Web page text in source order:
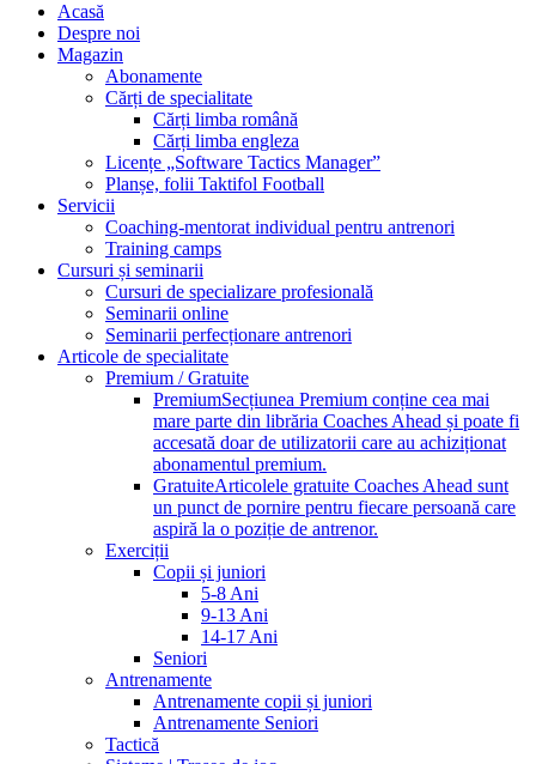
Acasă
Despre noi
Magazin
Abonamente
Cărți de specialitate
Cărți limba română
Cărți limba engleza
Licențe „Software Tactics Manager”
Planșe, folii Taktifol Football
Servicii
Coaching-mentorat individual pentru antrenori
Training camps
Cursuri și seminarii
Cursuri de specializare profesională
Seminarii online
Seminarii perfecționare antrenori
Articole de specialitate
Premium / Gratuite
PremiumSecțiunea Premium conține cea mai
mare parte din librăria Coaches Ahead și poate fi
accesată doar de utilizatorii care au achiziționat
abonamentul premium.
GratuiteArticolele gratuite Coaches Ahead sunt
un punct de pornire pentru fiecare persoană care
aspiră la o poziție de antrenor.
Exerciții
Copii și juniori
5-8 Ani
9-13 Ani
14-17 Ani
Seniori
Antrenamente
Antrenamente copii și juniori
Antrenamente Seniori
Tactică